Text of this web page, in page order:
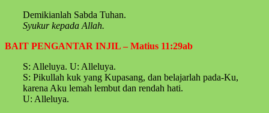
Demikianlah Sabda Tuhan.
Syukur kepada Allah.
BAIT PENGANTAR INJIL – Matius 11:29ab
S: Alleluya. U: Alleluya.
S: Pikullah kuk yang Kupasang, dan belajarlah pada-Ku,
karena Aku lemah lembut dan rendah hati.
U: Alleluya.